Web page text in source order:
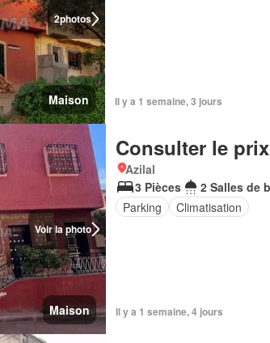
2photos
Maison Il y a 1 semaine, 3 jours
Voir la photo
Maison
Consulter le prix
Azilal
3 Pièces
2 Salles de
Parking
Climatisation
Il y a 1 semaine, 4 jours